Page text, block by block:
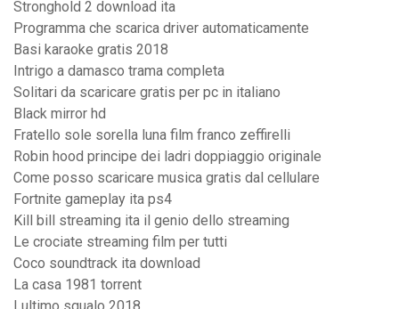
Stronghold 2 download ita
Programma che scarica driver automaticamente
Basi karaoke gratis 2018
Intrigo a damasco trama completa
Solitari da scaricare gratis per pc in italiano
Black mirror hd
Fratello sole sorella luna film franco zeffirelli
Robin hood principe dei ladri doppiaggio originale
Come posso scaricare musica gratis dal cellulare
Fortnite gameplay ita ps4
Kill bill streaming ita il genio dello streaming
Le crociate streaming film per tutti
Coco soundtrack ita download
La casa 1981 torrent